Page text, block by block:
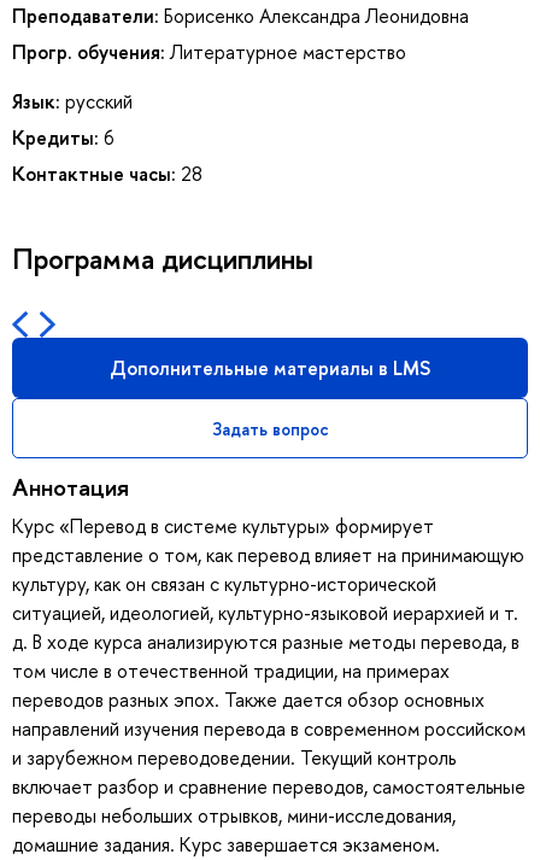
Преподаватели: Борисенко Александра Леонидовна
Прогр. обучения: Литературное мастерство
Язык: русский
Кредиты: 6
Контактные часы: 28
Программа дисциплины
Дополнительные материалы в LMS
Задать вопрос
Аннотация
Курс «Перевод в системе культуры» формирует
представление о том, как перевод влияет на принимающую
культуру, как он связан с культурно-исторической
ситуацией, идеологией, культурно-языковой иерархией и т.
д. В ходе курса анализируются разные методы перевода, в
том числе в отечественной традиции, на примерах
переводов разных эпох. Также дается обзор основных
направлений изучения перевода в современном российском
и зарубежном переводоведении. Текущий контроль
включает разбор и сравнение переводов, самостоятельные
переводы небольших отрывков, мини-исследования,
домашние задания. Курс завершается экзаменом.